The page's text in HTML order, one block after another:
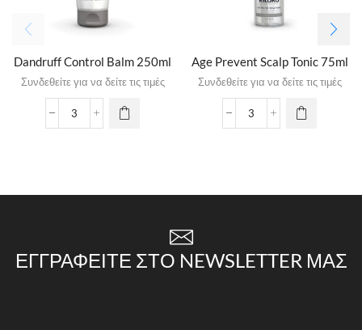
Dandruff Control Balm 250ml
Συνδεθείτε για να δείτε τις τιμές
Age Prevent Scalp Tonic 75ml
Συνδεθείτε για να δείτε τις τιμές
ΕΓΓΡΑΦΕΊΤΕ ΣΤΟ NEWSLETTER ΜΑΣ